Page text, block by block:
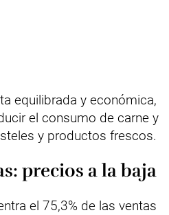
equilibrada y económica,
el consumo de carne y
y productos frescos.
precios a la baja
el 75,3% de las ventas